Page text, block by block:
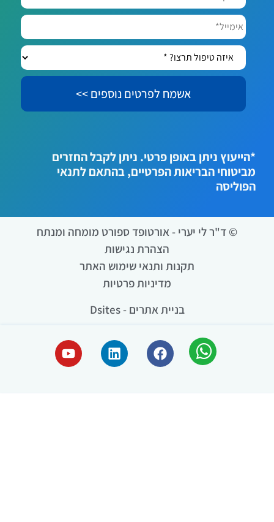
אימייל*
איזה
טיפול
תרצו?
*הייעוץ ניתן באופן פרטי. ניתן לקבל החזרים
מביטוחי הבריאות הפרטיים, בהתאם לתנאי
הפוליסה
© ד"ר לי יערי - אורטופד ספורט מומחה ומנתח
הצהרת נגישות
תקנות ותנאי שימוש האתר
מדיניות פרטיות
בניית אתרים - Dsites